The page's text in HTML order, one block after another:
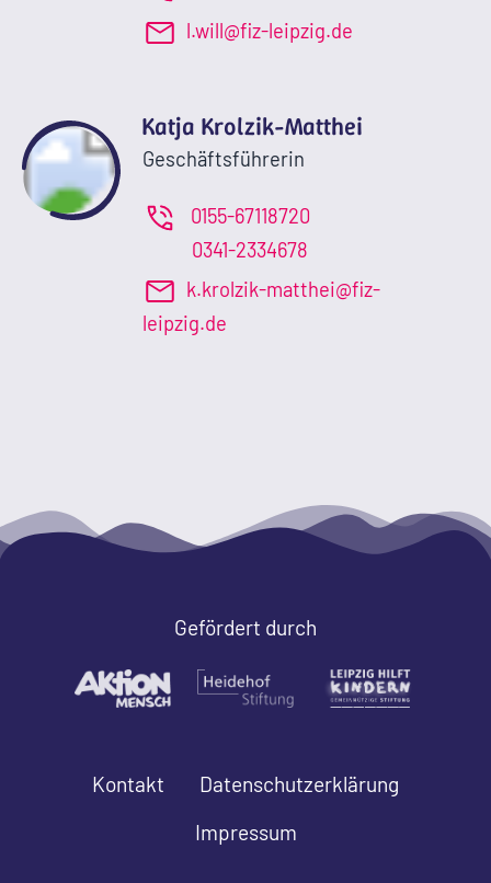
l.will@fiz-leipzig.de
Katja Krolzik-Matthei
Geschäftsführerin
0155-67118720
0341-2334678
k.krolzik-matthei@fiz-
leipzig.de
Gefördert durch
Kontakt
Datenschutzerklärung
Impressum